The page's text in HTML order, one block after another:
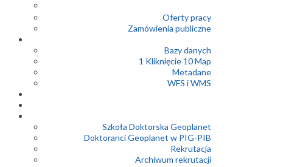
Oferty pracy
Zamówienia publiczne
Bazy danych
1 Kliknięcie 10 Map
Metadane
WFS i WMS
Szkoła Doktorska Geoplanet
Doktoranci Geoplanet w PIG-PIB
Rekrutacja
Archiwum rekrutacji